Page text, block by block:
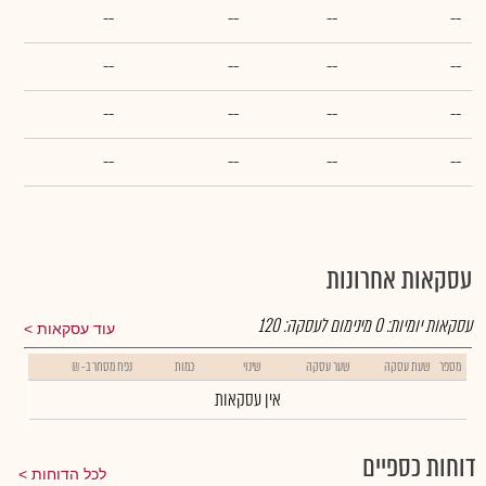
--
--
--
--
--
--
--
--
--
--
--
--
--
--
--
--
עסקאות אחרונות
עוד עסקאות עסקאות יומיות:0מינימום לעסקה:120
מספר שעת עסקה שער עסקה שינוי כמות נפח מסחר ב- ₪
אין עסקאות
דוחות כספיים לכל הדוחות